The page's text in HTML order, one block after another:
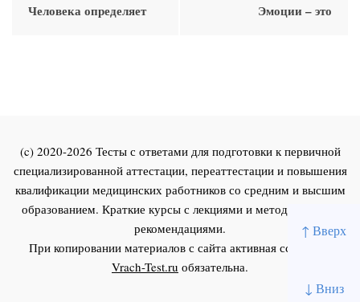
↑ Вверх
↓ Вниз
Человека определяет Эмоции – это
(c) 2020-2026 Тесты с ответами для подготовки к первичной
специализированной аттестации, переаттестации и повышения
квалификации медицинских работников со средним и высшим
образованием. Краткие курсы с лекциями и методическими
рекомендациями.
При копировании материалов с сайта активная ссылка на
Vrach-Test.ru обязательна.